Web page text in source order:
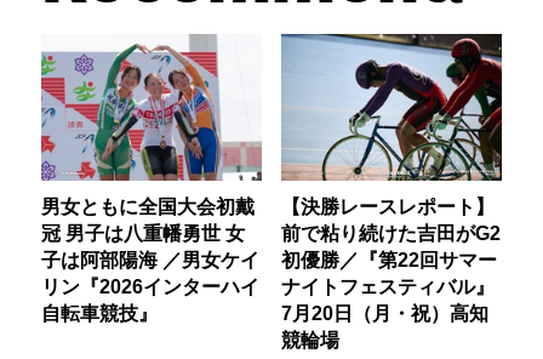
男女ともに全国大会初戴
冠 男子は八重幡勇世 女
子は阿部陽海 ／男女ケイ
リン『2026インターハイ
自転車競技』
【決勝レースレポート】
前で粘り続けた吉田がG2
初優勝／『第22回サマー
ナイトフェスティバル』
7月20日（月・祝）高知
競輪場